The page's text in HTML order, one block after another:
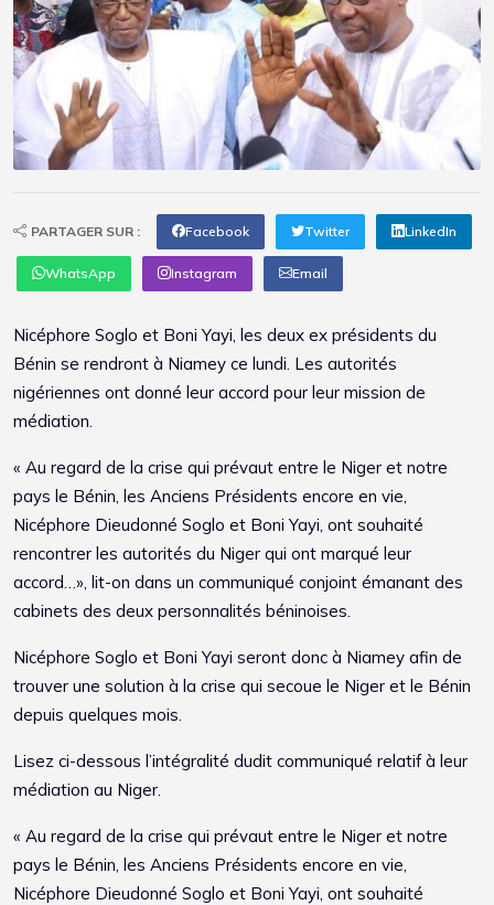
PARTAGER SUR : Facebook Twitter LinkedIn
WhatsApp Instagram Email
Nicéphore Soglo et Boni Yayi, les deux ex présidents du
Bénin se rendront à Niamey ce lundi. Les autorités
nigériennes ont donné leur accord pour leur mission de
médiation.
« Au regard de la crise qui prévaut entre le Niger et notre
pays le Bénin, les Anciens Présidents encore en vie,
Nicéphore Dieudonné Soglo et Boni Yayi, ont souhaité
rencontrer les autorités du Niger qui ont marqué leur
accord…», lit-on dans un communiqué conjoint émanant des
cabinets des deux personnalités béninoises.
Nicéphore Soglo et Boni Yayi seront donc à Niamey afin de
trouver une solution à la crise qui secoue le Niger et le Bénin
depuis quelques mois.
Lisez ci-dessous l’intégralité dudit communiqué relatif à leur
médiation au Niger.
« Au regard de la crise qui prévaut entre le Niger et notre
pays le Bénin, les Anciens Présidents encore en vie,
Nicéphore Dieudonné Soglo et Boni Yayi, ont souhaité